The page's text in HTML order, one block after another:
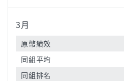
3月
原幣績效
同組平均
同組排名